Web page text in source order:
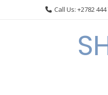
Call Us: +2782 444